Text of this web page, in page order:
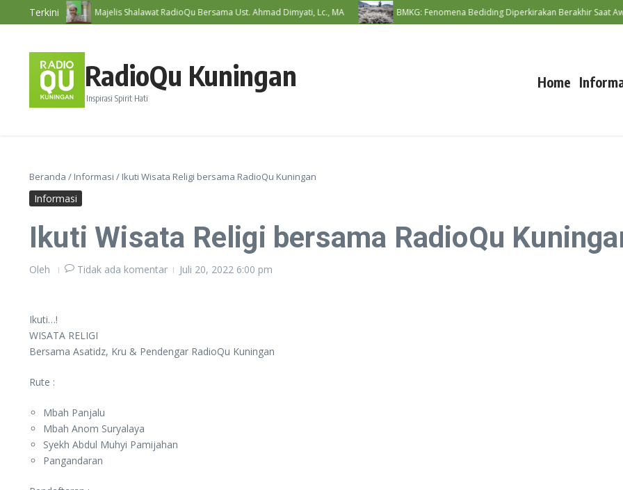
Lewati ke konten
Terkini Majelis Shalawat RadioQu Bersama Ust. Ahmad Dimyati, Lc., MA BMKG: Fenomena Bediding Diperkirakan Berakhir Saat Awal
RadioQu Kuningan
Inspirasi Spirit Hati
Home
Beranda / Informasi / Ikuti Wisata Religi bersama RadioQu Kuningan
Informasi
Ikuti Wisata Religi bersama RadioQu
Oleh Tidak ada komentar Juli 20, 2022 6:00 pm
Ikuti…!
WISATA RELIGI
Bersama Asatidz, Kru & Pendengar RadioQu Kuningan
Rute :
Mbah Panjalu
Mbah Anom Suryalaya
Syekh Abdul Muhyi Pamijahan
Pangandaran